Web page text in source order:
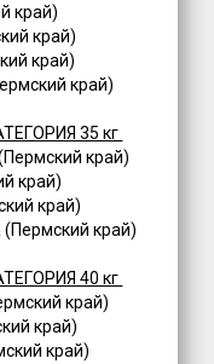
край)
край)
край)
край)
35 кг
край)
край)
край)
край)
40 кг
край)
край)
край)